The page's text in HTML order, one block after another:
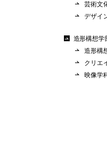
芸術文
デザイ
造形構想学
造形構
クリエ
映像学